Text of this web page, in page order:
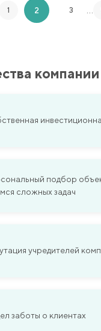
1 2 3 …
компании
подбор
сложных задач
учредителей
заботы о клиентах